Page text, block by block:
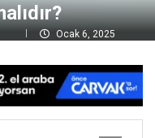
Ocak 6, 2025